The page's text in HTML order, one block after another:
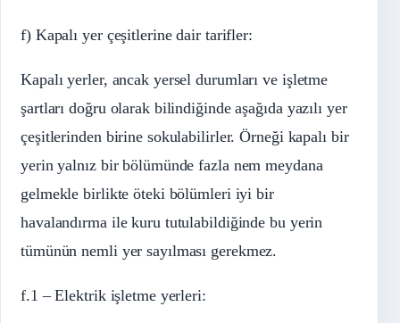
f) Kapalı yer çeşitlerine dair tarifler:
Kapalı yerler, ancak yersel durumları ve işletme
şartları doğru olarak bilindiğinde aşağıda yazılı yer
çeşitlerinden birine sokulabilirler. Örneği kapalı bir
yerin yalnız bir bölümünde fazla nem meydana
gelmekle birlikte öteki bölümleri iyi bir
havalandırma ile kuru tutulabildiğinde bu yerin
tümünün nemli yer sayılması gerekmez.
f.1 – Elektrik işletme yerleri: